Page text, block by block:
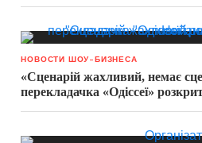
НОВОСТИ ШОУ-БИЗНЕСА
«Сценарій жахливий, немає
перекладачка «Одіссеї»